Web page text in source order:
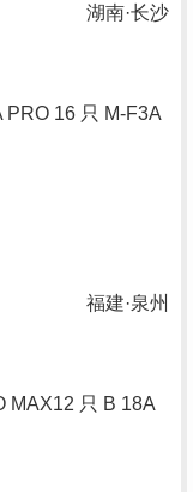
湖南·长沙
PRO 16 只 M-F3A
福建·泉州
MAX12 只 B 18A